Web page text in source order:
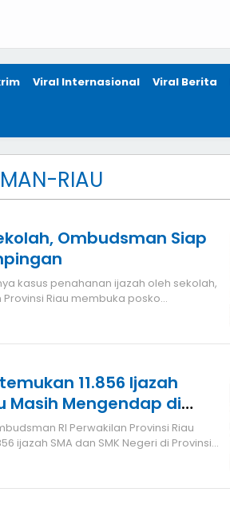
Viral Internasional Viral Berita
RIAU
Ombudsman Siap
Riau membuka posko
11.856 Ijazah
Masih Mengendap di
ijazah SMA dan SMK Negeri di Provinsi